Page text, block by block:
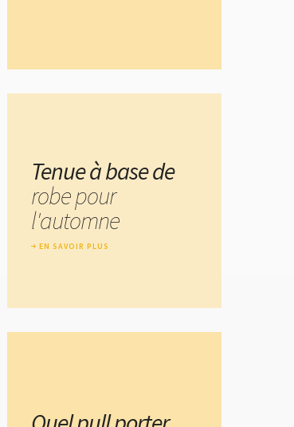
Tenue à base de
robe pour
l'automne
EN SAVOIR PLUS